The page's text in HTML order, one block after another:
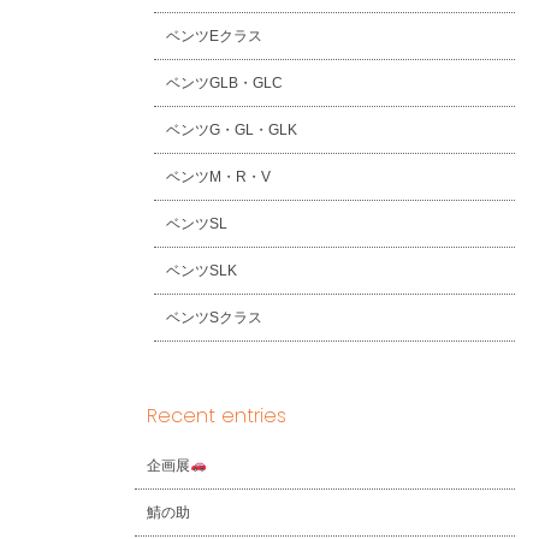
ベンツEクラス
ベンツGLB・GLC
ベンツG・GL・GLK
ベンツM・R・V
ベンツSL
ベンツSLK
ベンツSクラス
Recent entries
企画展
鯖の助